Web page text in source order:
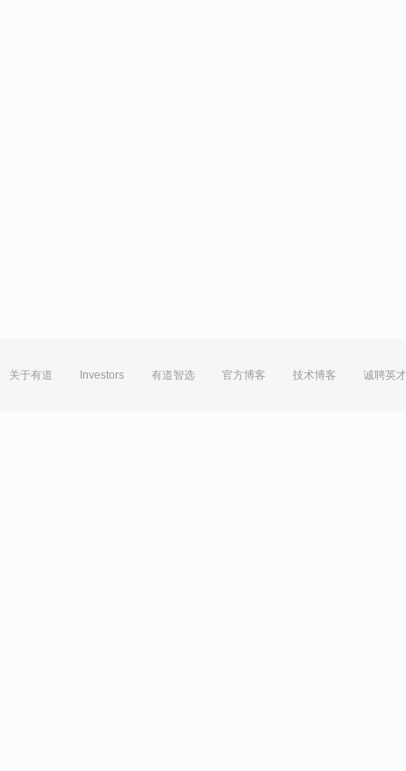
关于有道 Investors 有道智选 官方博客 技术博客 诚聘英才